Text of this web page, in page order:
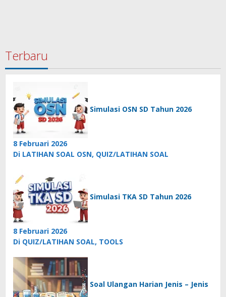
Terbaru
Simulasi OSN SD Tahun 2026
8 Februari 2026
Di LATIHAN SOAL OSN, QUIZ/LATIHAN SOAL
Simulasi TKA SD Tahun 2026
8 Februari 2026
Di QUIZ/LATIHAN SOAL, TOOLS
Soal Ulangan Harian Jenis – Jenis